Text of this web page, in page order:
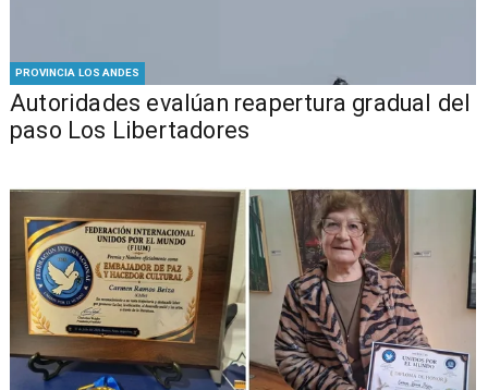
PROVINCIA LOS ANDES
​​Autoridades evalúan reapertura gradual del
paso Los Libertadores